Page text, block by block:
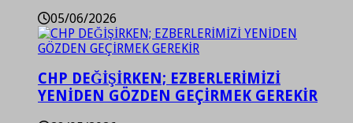
05/06/2026
CHP DEĞİŞİRKEN; EZBERLERİMİZİ
YENİDEN GÖZDEN GEÇİRMEK GEREKİR